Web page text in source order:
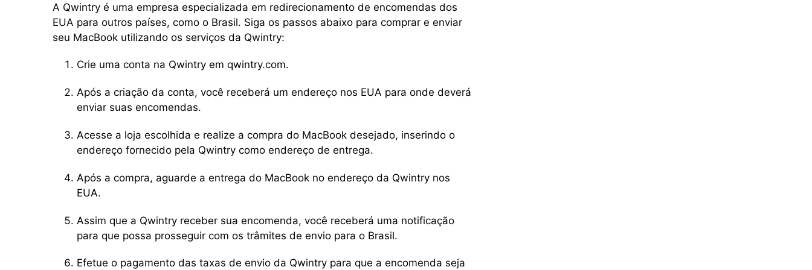
A Qwintry é uma empresa especializada em redirecionamento de encomendas dos
EUA para outros países, como o Brasil. Siga os passos abaixo para comprar e enviar
seu MacBook utilizando os serviços da Qwintry:
Crie uma conta na Qwintry em qwintry.com.
Após a criação da conta, você receberá um endereço nos EUA para onde deverá
enviar suas encomendas.
Acesse a loja escolhida e realize a compra do MacBook desejado, inserindo o
endereço fornecido pela Qwintry como endereço de entrega.
Após a compra, aguarde a entrega do MacBook no endereço da Qwintry nos
EUA.
Assim que a Qwintry receber sua encomenda, você receberá uma notificação
para que possa prosseguir com os trâmites de envio para o Brasil.
Efetue o pagamento das taxas de envio da Qwintry para que a encomenda seja